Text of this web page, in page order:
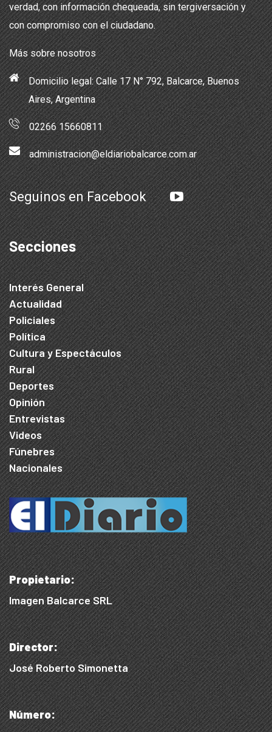
verdad, con información chequeada, sin tergiversación y
con compromiso con el ciudadano.
Más sobre nosotros
Domicilio legal: Calle 17 N° 792, Balcarce, Buenos
Aires, Argentina
02266 15660811
administracion@eldiariobalcarce.com.ar
Seguinos en Facebook
Secciones
Interés General
Actualidad
Policiales
Política
Cultura y Espectáculos
Rural
Deportes
Opinión
Entrevistas
Videos
Fúnebres
Nacionales
Propietario:
Imagen Balcarce SRL
Director:
José Roberto Simonetta
Número: